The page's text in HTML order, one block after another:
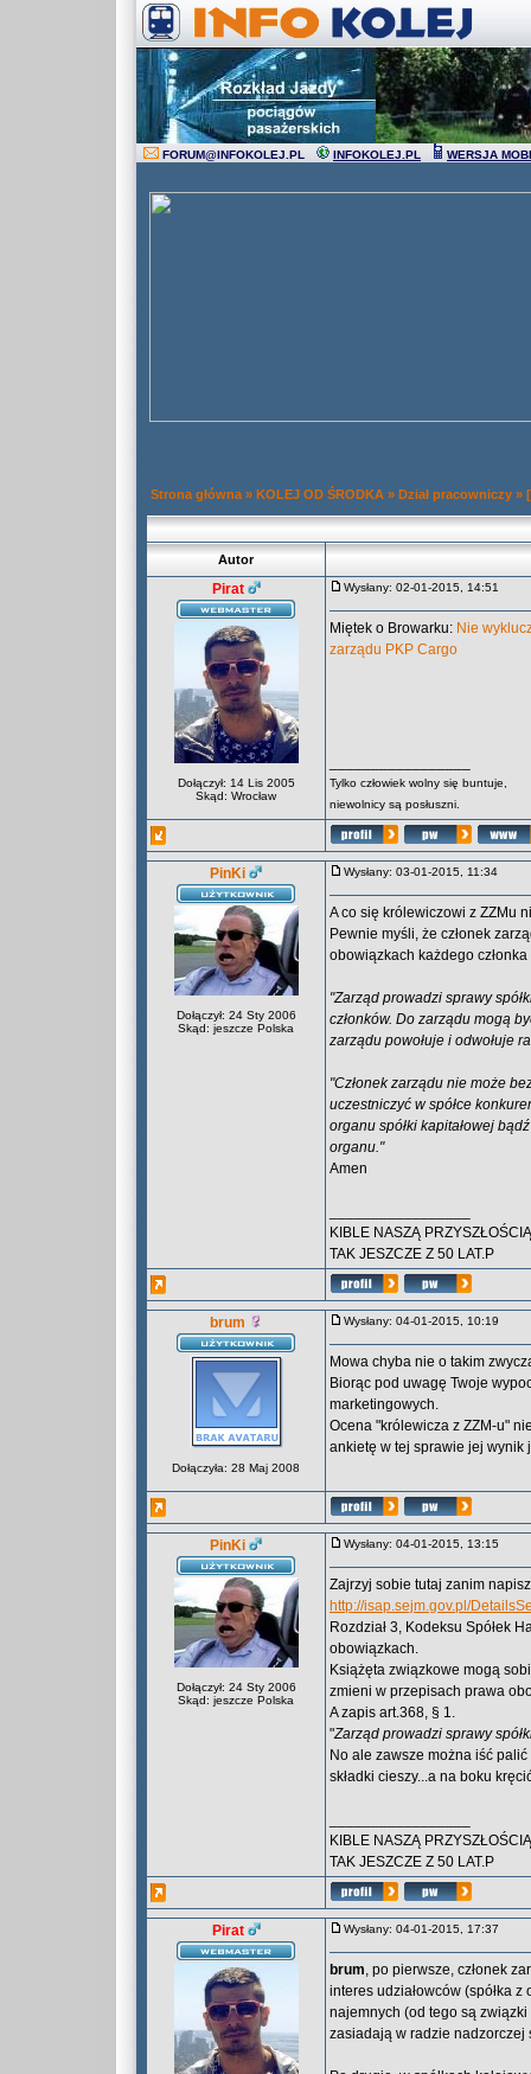
FORUM@INFOKOLEJ.PL INFOKOLEJ.PL WERSJA
Strona główna » KOLEJ OD ŚRODKA » Dział pracowniczy »
Autor
Pirat
Dołączył: 14 Lis 2005
Skąd: Wrocław
Wysłany: 02-01-2015, 14:51
Miętek o Browarku: Nie
zarządu PKP Cargo
Tylko człowiek wolny się buntuje,
niewolnicy są posłuszni.
PinKi
Dołączył: 24 Sty 2006
Skąd: jeszcze Polska
Wysłany: 03-01-2015, 11:34
A co się królewiczowi z ZZMu
Pewnie myśli, że członek
obowiązkach każdego
"Zarząd prowadzi sprawy
członków. Do zarządu mogą
zarządu powołuje i odwołuje
"Członek zarządu nie może
uczestniczyć w spółce
organu spółki kapitałowej
organu."
Amen
KIBLE NASZĄ
TAK JESZCZE Z 50 LAT.P
brum
Dołączyła: 28 Maj 2008
Wysłany: 04-01-2015, 10:19
Mowa chyba nie o takim
Biorąc pod uwagę Twoje
marketingowych.
Ocena "królewicza z ZZM-u"
ankietę w tej sprawie jej wynik
PinKi
Dołączył: 24 Sty 2006
Skąd: jeszcze Polska
Wysłany: 04-01-2015, 13:15
Zajrzyj sobie tutaj zanim
http://isap.sejm.gov.pl/
Rozdział 3, Kodeksu Spółek
obowiązkach.
Książęta związkowe mogą
zmieni w przepisach prawa
A zapis art.368, § 1.
"Zarząd prowadzi sprawy
No ale zawsze można iść
składki cieszy...a na boku
KIBLE NASZĄ
TAK JESZCZE Z 50 LAT.P
Pirat Wysłany: 04-01-2015, 17:37
brum, po pierwsze, członek
interes udziałowców (spółka
najemnych (od tego są
zasiadają w radzie nadzorczej